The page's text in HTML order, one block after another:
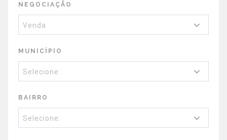
NEGOCIAÇÃO
Venda
MUNICÍPIO
Selecione:
BAIRRO
Selecione: